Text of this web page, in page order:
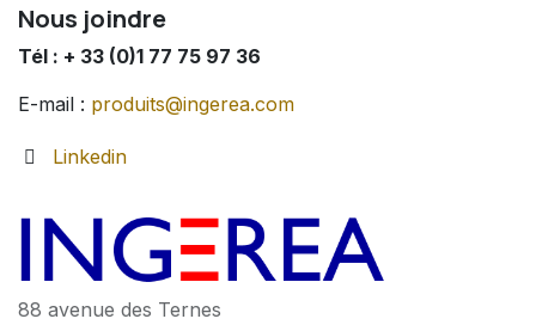
Nous joindre
Tél : + 33 (0)1 77 75 97 36
E-mail : produits@ingerea.com
Linkedin
88 avenue des Ternes